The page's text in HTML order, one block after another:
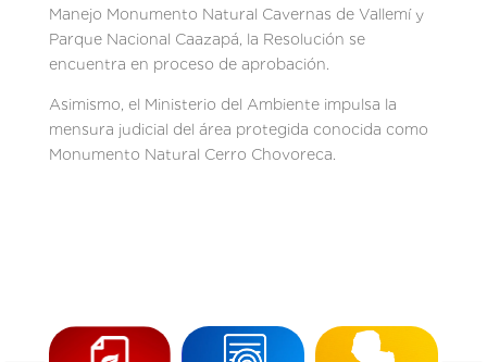
Manejo Monumento Natural Cavernas de Vallemí y
Parque Nacional Caazapá, la Resolución se
encuentra en proceso de aprobación.
Asimismo, el Ministerio del Ambiente impulsa la
mensura judicial del área protegida conocida como
Monumento Natural Cerro Chovoreca.